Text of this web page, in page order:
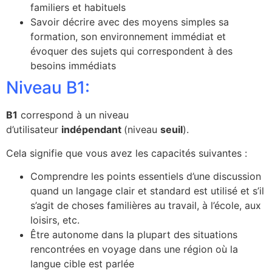
familiers et habituels
Savoir décrire avec des moyens simples sa
formation, son environnement immédiat et
évoquer des sujets qui correspondent à des
besoins immédiats
Niveau B1:
B1 correspond à un niveau
d’utilisateur indépendant (niveau seuil).
Cela signifie que vous avez les capacités suivantes :
Comprendre les points essentiels d’une discussion
quand un langage clair et standard est utilisé et s’il
s’agit de choses familières au travail, à l’école, aux
loisirs, etc.
Être autonome dans la plupart des situations
rencontrées en voyage dans une région où la
langue cible est parlée